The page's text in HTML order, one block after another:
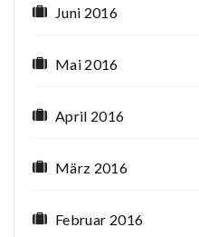
Juni 2016
Mai 2016
April 2016
März 2016
Februar 2016